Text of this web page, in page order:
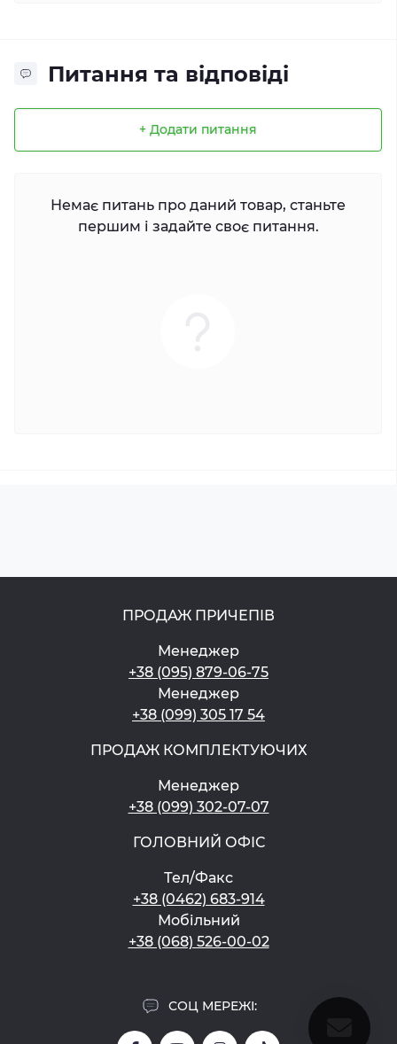
Питання та відповіді
+ Додати питання
Немає питань про даний товар, станьте
першим і задайте своє питання.
ПРОДАЖ ПРИЧЕПІВ
Менеджер
+38 (095) 879-06-75
Менеджер
+38 (099) 305 17 54
ПРОДАЖ КОМПЛЕКТУЮЧИХ
Менеджер
+38 (099) 302-07-07
ГОЛОВНИЙ ОФІС
Тел/Факс
+38 (0462) 683-914
Мобільний
+38 (068) 526-00-02
СОЦ МЕРЕЖІ: